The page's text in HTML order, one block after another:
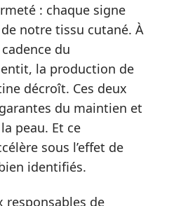
: chaque signe
notre tissu cutané. À
du
la production de
décroît. Ces deux
du maintien et
peau. Et ce
sous l’effet de
identifiés.
responsables de